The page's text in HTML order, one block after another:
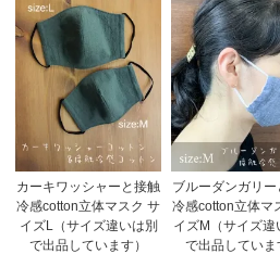
カーキワッシャーと接触
冷感cotton立体マスク サ
イズL（サイズ違いは別
で出品しています）
ブルーダンガリー
冷感cotton立体マ
イズM（サイズ違
で出品していま